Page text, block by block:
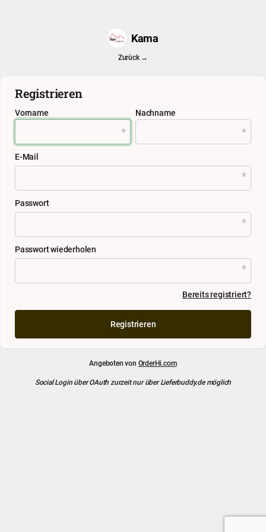
Kama
Zurück →
Registrieren
Vorname Nachname
E-Mail
Passwort
Passwort wiederholen
Bereits registriert?
Registrieren
Angeboten von OrderHi.com
Social Login über OAuth zurzeit nur über Lieferbuddy.de möglich